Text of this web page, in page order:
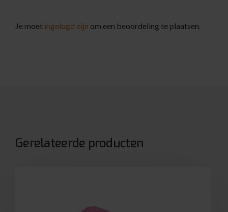
Je moet ingelogd zijn om een beoordeling te plaatsen.
Gerelateerde producten